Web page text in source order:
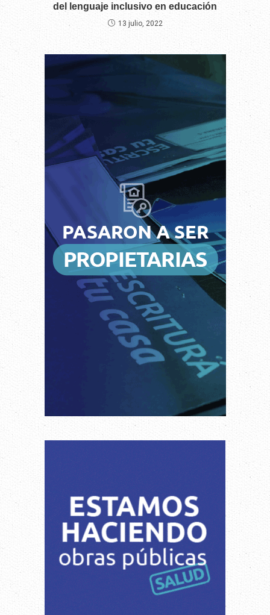
del lenguaje inclusivo en educación
13 julio, 2022